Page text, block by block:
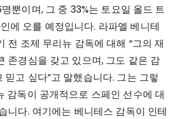
뿐이며, 그 중 33%는 토요일 올드 트
에 오를 예정입니다. 라파엘 베니테
전 조제 무리뉴 감독에 대해 “그의 재
존경심을 갖고 있으며, 그도 같은 감
믿고 싶다”고 말했습니다. 그는 그렇
감독이 공개적으로 스페인 선수에 대
니다. 여기에는 베니테스 감독이 인테